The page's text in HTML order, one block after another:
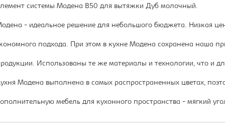
системы Модена В50 для вытяжки Дуб молочный.
- идеальное решение для небольшого бюджета. Низкая
подхода. При этом в кухне Модена сохранена наша
Использованы те же материалы и технологии, что и
Модена выполнена в самых распространенных цветах,
мебель для кухонного пространства - мягкий